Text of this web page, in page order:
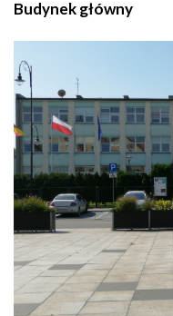
Budynek główny